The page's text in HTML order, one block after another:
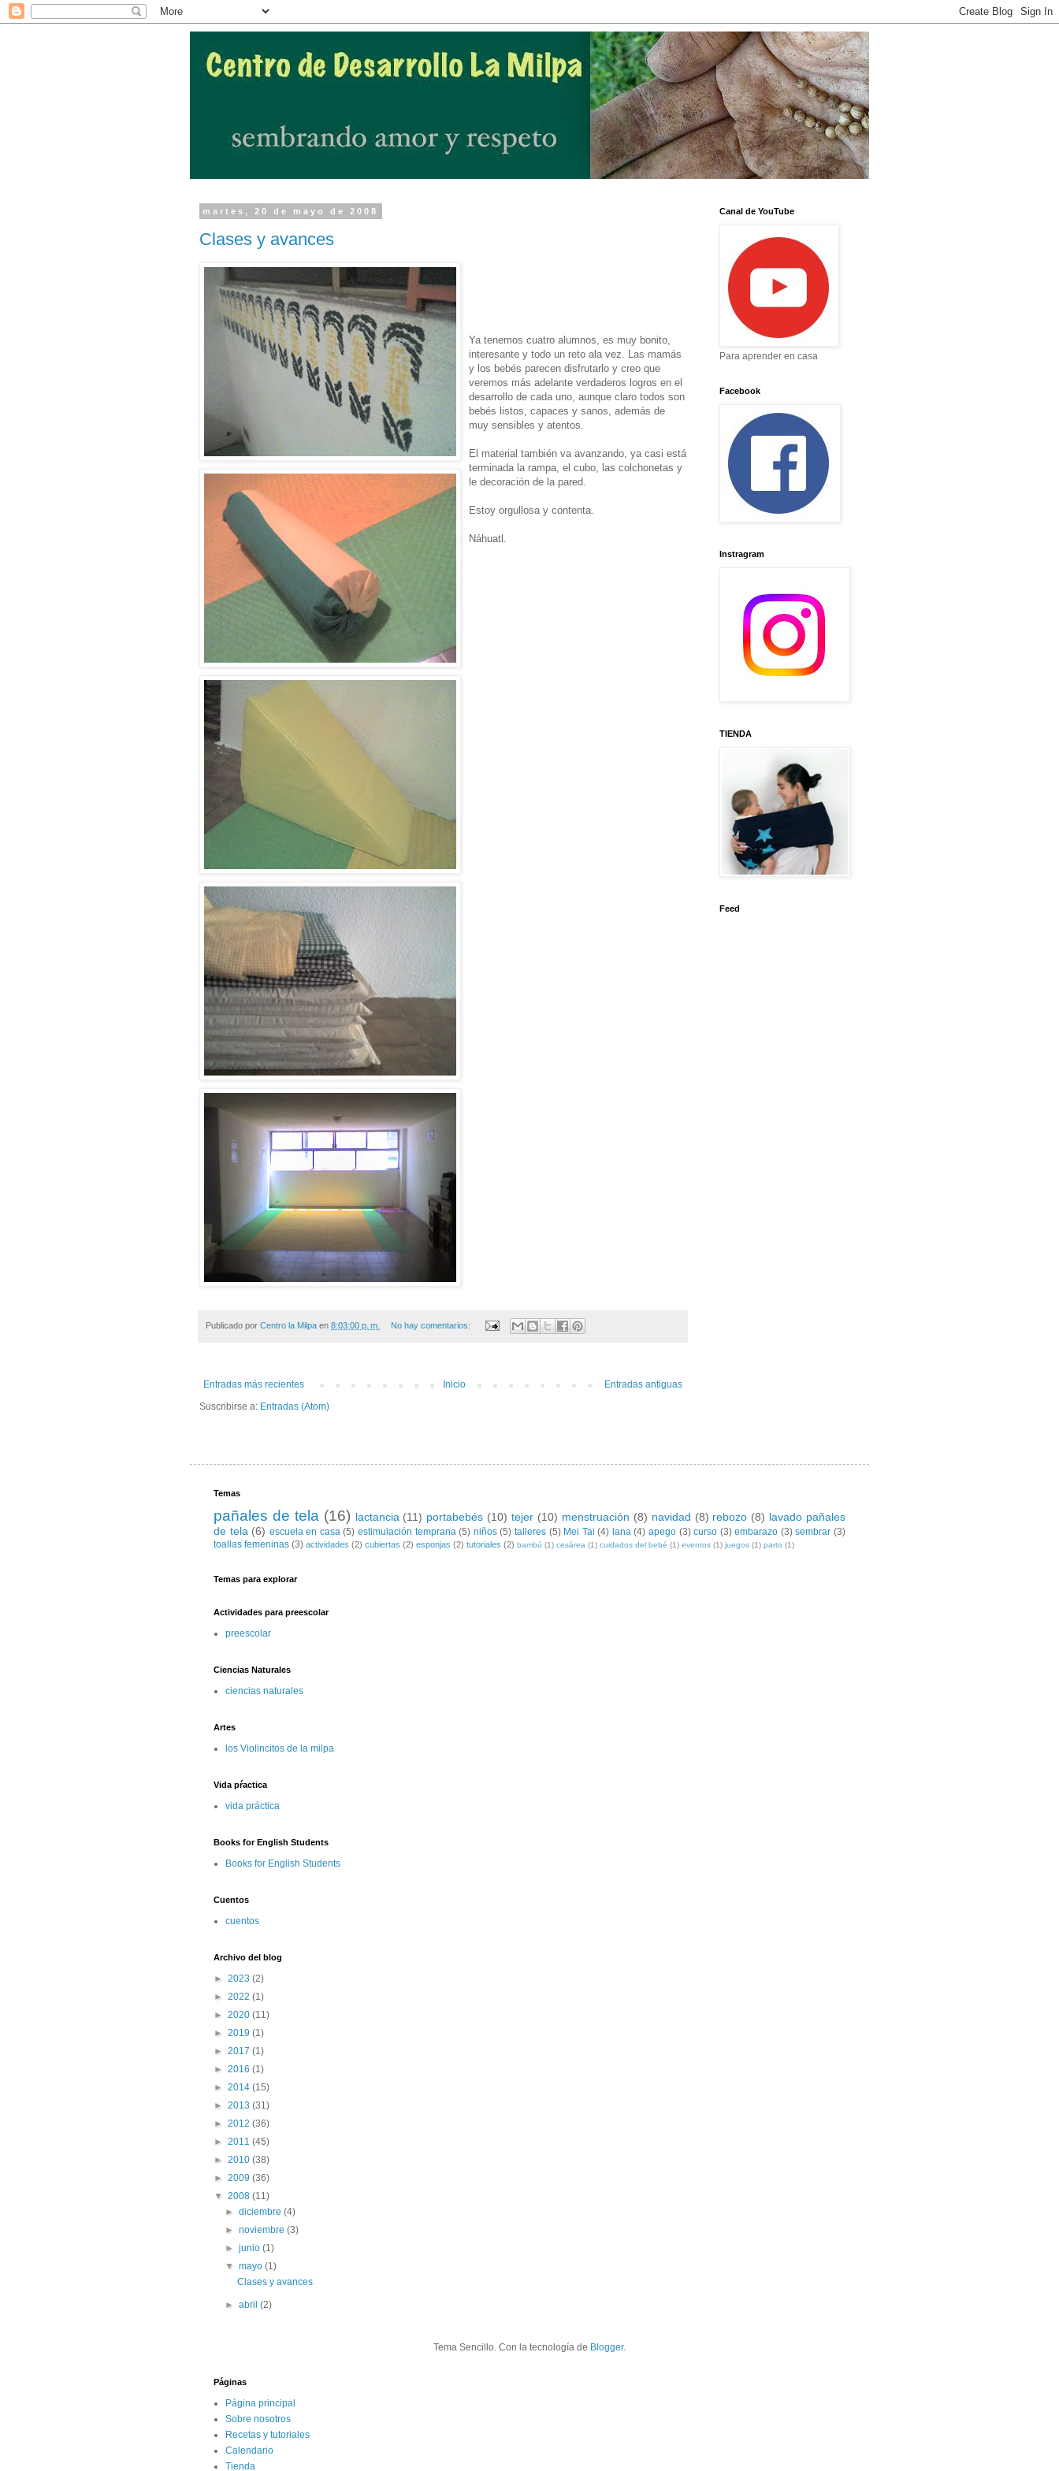
martes, 20 de mayo de 2008
Clases y avances
Ya tenemos cuatro alumnos, es muy bonito,
interesante y todo un reto ala vez. Las mamás
y los bebés parecen disfrutarlo y creo que
veremos más adelante verdaderos logros en el
desarrollo de cada uno, aunque claro todos son
bebés listos, capaces y sanos, además de
muy sensibles y atentos.
El material también va avanzando, ya casi está
terminada la rampa, el cubo, las colchonetas y
le decoración de la pared.
Estoy orgullosa y contenta.
Náhuatl.
Publicado por Centro la Milpa en 8:03:00 p. m. No hay comentarios:
Entradas más recientes Entradas antiguas
Inicio
Suscribirse a: Entradas (Atom)
Canal de YouTube
Para aprender en casa
Facebook
Instragram
TIENDA
Feed
Temas
pañales de tela (16) lactancia (11) portabebés (10) tejer (10) menstruación (8) navidad (8) rebozo (8) lavado pañales
de tela (6) escuela en casa (5) estimulación temprana (5) niños (5) talleres (5) Mei Tai (4) lana (4) apego (3) curso (3) embarazo (3) sembrar (3)
toallas femeninas (3) actividades (2) cubiertas (2) esponjas (2) tutoriales (2) bambú (1) cesárea (1) cuidados del bebé (1) eventos (1) juegos (1) parto (1)
Temas para explorar
Actividades para preescolar
preescolar
Ciencias Naturales
ciencias naturales
Artes
los Violincitos de la milpa
Vida pŕactica
vida práctica
Books for English Students
Books for English Students
Cuentos
cuentos
Archivo del blog
► 2023 (2)
► 2022 (1)
► 2020 (11)
► 2019 (1)
► 2017 (1)
► 2016 (1)
► 2014 (15)
► 2013 (31)
► 2012 (36)
► 2011 (45)
► 2010 (38)
► 2009 (36)
▼ 2008 (11)
►diciembre(4)
►noviembre(3)
►junio(1)
▼mayo(1)
Clases y avances
►abril(2)
Tema Sencillo. Con la tecnología de Blogger.
Páginas
Página principal
Sobre nosotros
Recetas y tutoriales
Calendario
Tienda